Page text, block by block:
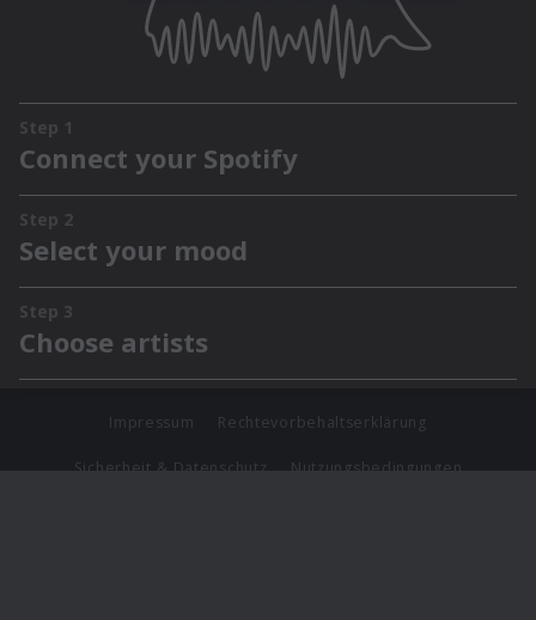
Impressum Rechtevorbehaltserklärung
Sicherheit & Datenschutz Nutzungsbedingungen